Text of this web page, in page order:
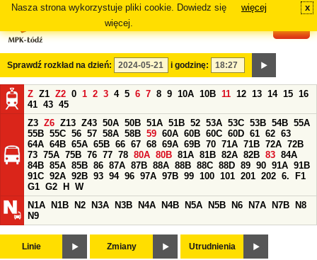
Nasza strona wykorzystuje pliki cookie. Dowiedz się
więcej.
więcej x
Sprawdź rozkład na dzień: i godzinę:
Z Z1 Z2 0 1 2 3 4 5 6 7 8 9 10A 10B 11 12 13 14 15 16
41 43 45
Z3 Z6 Z13 Z43 50A 50B 51A 51B 52 53A 53C 53B 54B 55A
55B 55C 56 57 58A 58B 59 60A 60B 60C 60D 61 62 63
64A 64B 65A 65B 66 67 68 69A 69B 70 71A 71B 72A 72B
73 75A 75B 76 77 78 80A 80B 81A 81B 82A 82B 83 84A
84B 85A 85B 86 87A 87B 88A 88B 88C 88D 89 90 91A 91B
91C 92A 92B 93 94 96 97A 97B 99 100 101 201 202 6.
F1
G1 G2 H
W
N1A
N1B N2 N3A N3B N4A N4B N5A N5B N6 N7A N7B
N8
N9
Linie Zmiany Utrudnienia